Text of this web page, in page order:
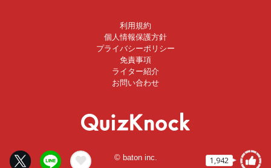
1,942
利用規約
個人情報保護方針
プライバシーポリシー
免責事項
ライター紹介
お問い合わせ
© baton inc.